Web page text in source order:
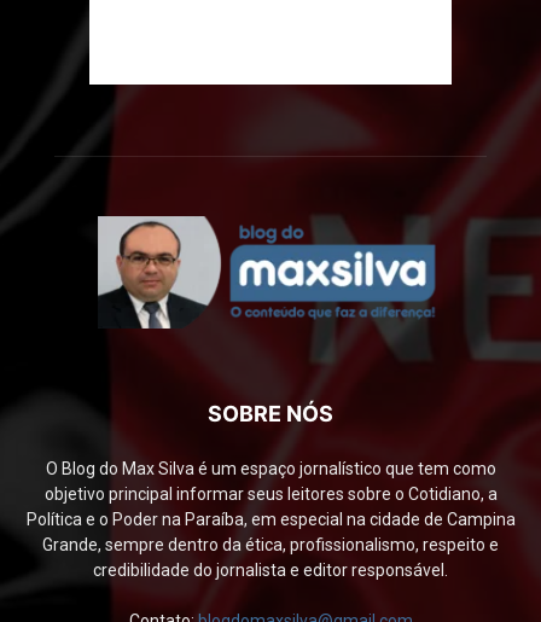
SOBRE NÓS
O Blog do Max Silva é um espaço jornalístico que tem como
objetivo principal informar seus leitores sobre o Cotidiano, a
Política e o Poder na Paraíba, em especial na cidade de Campina
Grande, sempre dentro da ética, profissionalismo, respeito e
credibilidade do jornalista e editor responsável.